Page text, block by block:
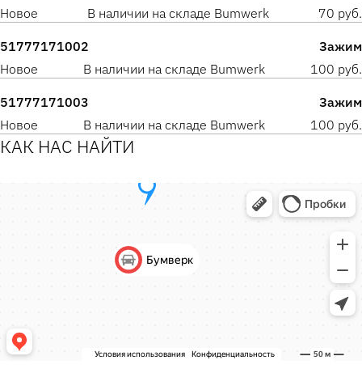
Новое
В наличии на складе Bumwerk 70 руб.
51777171002
Зажим
Новое
В наличии на складе Bumwerk 100 руб.
51777171003
Зажим
Новое
В наличии на складе Bumwerk 100 руб.
КАК НАС НАЙТИ